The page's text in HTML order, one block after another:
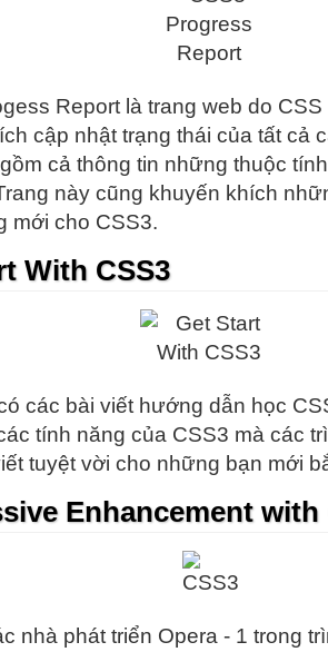
Report là trang web do
cập nhật trạng thái của tất cả
cả thông tin những thuộc
này cũng khuyến khích
mới cho CSS3.
With CSS3
các bài viết hướng dẫn học
tính năng của CSS3 mà các
tuyệt vời cho những bạn mới
Enhancement with
nhà phát triển Opera - 1 trong